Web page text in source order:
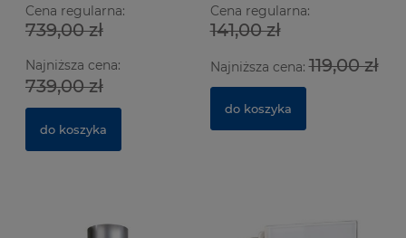
Cena regularna:
739,00 zł
Najniższa cena:
739,00 zł
do koszyka
Cena regularna:
141,00 zł
Najniższa cena:119,00 zł
do koszyka
czujnikiem wilgotności
629 ocen
364,00 zł